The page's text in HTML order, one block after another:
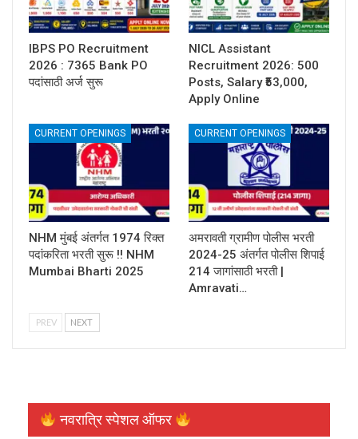
IBPS PO Recruitment
2026 : 7365 Bank PO
पदांसाठी अर्ज सुरू
NICL Assistant
Recruitment 2026: 500
Posts, Salary ₹53,000,
Apply Online
CURRENT OPENINGS
NHM मुंबई अंतर्गत 1974 रिक्त
पदांकरिता भरती सुरू !! NHM
Mumbai Bharti 2025
CURRENT OPENINGS
अमरावती ग्रामीण पोलीस भरती
2024-25 अंतर्गत पोलीस शिपाई
214 जागांसाठी भरती |
Amravati…
PREV NEXT
नवरात्रि स्पेशल ऑफर